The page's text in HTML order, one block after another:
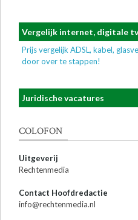
Vergelijk internet, digitale tv
Prijs vergelijk ADSL, kabel,
door over te stappen!
Juridische vacatures
COLOFON
Uitgeverij
Rechtenmedia
Contact Hoofdredactie
info@rechtenmedia.nl